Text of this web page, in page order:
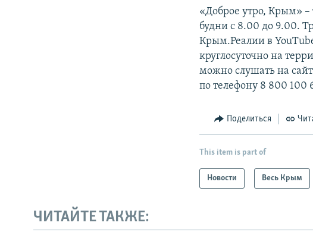
«Доброе утро, Крым»
будни с 8.00 до 9.00.
Крым.Реалии в
круглосуточно на
можно слушать на
по телефону 8 800 100
Поделиться
This item is part of
Новости Весь Крым
ЧИТАЙТЕ ТАКЖЕ: